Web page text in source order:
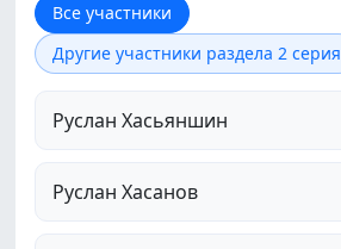
Все участники
Другие участники раздела 2 серия
Руслан Хасьяншин
Руслан Хасанов